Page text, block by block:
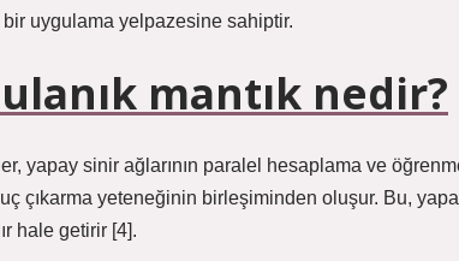
uygulama yelpazesine sahiptir.
mantık nedir?
yapay sinir ağlarının paralel hesaplama ve
çıkarma yeteneğinin birleşiminden oluşur. Bu,
hale getirir [4].